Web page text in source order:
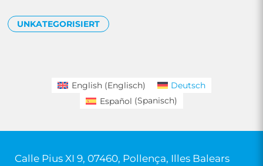
UNKATEGORISIERT
English(Englisch)
Deutsch
Español (Spanisch)
Calle Pius XI 9, 07460, Pollença, Illes Balears